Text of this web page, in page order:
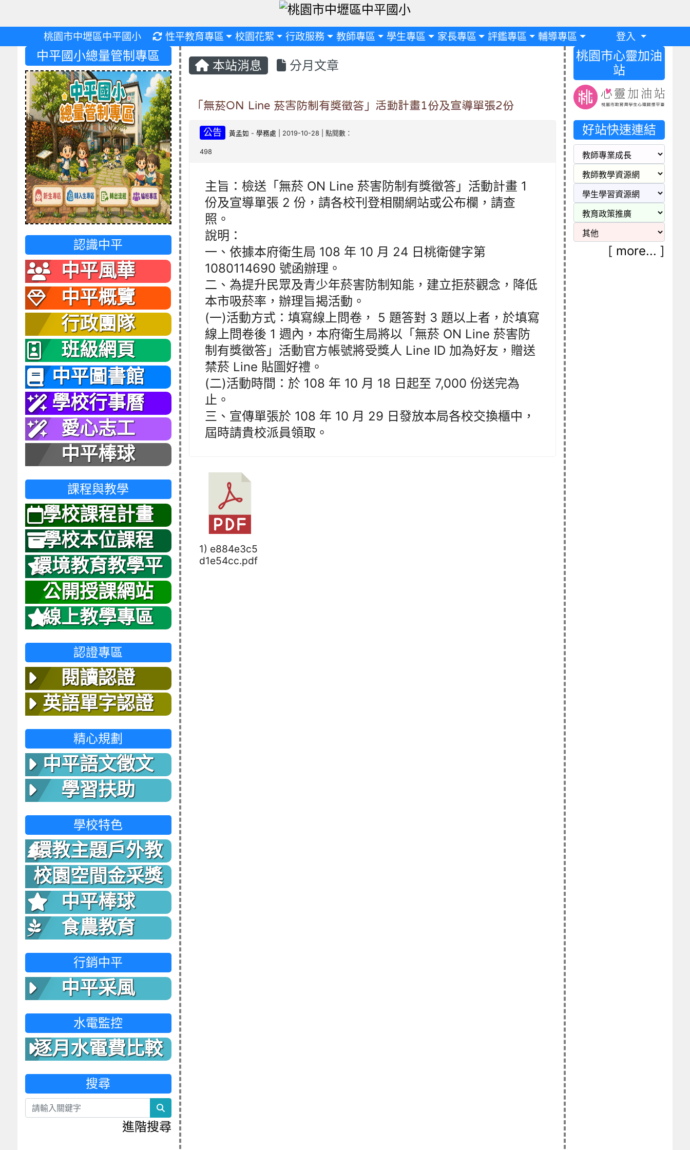
桃園市中壢區中平國小 重新取得佈景設定
性平教育專區 校園花絮 行政服務 教師專區 學生專區 家長專區 評鑑專區 輔導專區 登入
本站消息 分月文章
「無菸ON Line 菸害防制有獎徵答」活動計畫1份及宣導單張2份
公告 黃孟如 -學務處 | 2019-10-28 | 點閱數：
498
主旨：檢送「無菸 ON Line 菸害防制有獎徵答」活動計畫 1
份及宣導單張 2 份，請各校刊登相關網站或公布欄，請查
照。
說明：
一、依據本府衛生局 108 年 10 月 24 日桃衛健字第
1080114690 號函辦理。
二、為提升民眾及青少年菸害防制知能，建立拒菸觀念，降低
本市吸菸率，辦理旨揭活動。
(一)活動方式：填寫線上問卷， 5 題答對 3 題以上者，於填寫
線上問卷後 1 週內，本府衛生局將以「無菸 ON Line 菸害防
制有獎徵答」活動官方帳號將受獎人 Line ID 加為好友，贈送
禁菸 Line 貼圖好禮。
(二)活動時間：於 108 年 10 月 18 日起至 7,000 份送完為
止。
三、宣傳單張於 108 年 10 月 29 日發放本局各校交換櫃中，
屆時請貴校派員領取。
1) e884e3c5
d1e54cc.pdf
中平國小總量管制專區
認識中平
中平風華
中平概覽
行政團隊
班級網頁
中平圖書館
學校行事曆
愛心志工
中平棒球
課程與教學
學校課程計畫
學校本位課程
環境教育教學平
台
公開授課網站
線上教學專區
認證專區
閱讀認證
英語單字認證
精心規劃
中平語文徵文
學習扶助
學校特色
環教主題戶外教
室
校園空間金采獎
中平棒球
食農教育
行銷中平
中平采風
水電監控
逐月水電費比較
表
搜尋
search
進階搜尋
桃園市心靈加油
站
好站快速連結
[ more... ]